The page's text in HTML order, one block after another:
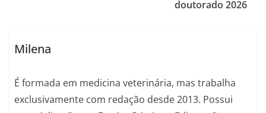
doutorado 2026
Milena
É formada em medicina veterinária, mas trabalha
exclusivamente com redação desde 2013. Possui